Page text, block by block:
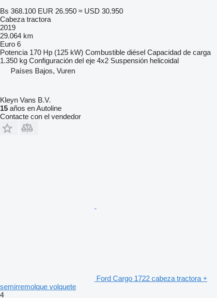
Bs 368.100 EUR 26.950 ≈ USD 30.950
Cabeza tractora
2019
29.064 km
Euro 6
Potencia 170 Hp (125 kW) Combustible diésel Capacidad de carga
1.350 kg Configuración del eje 4x2 Suspensión helicoidal
Países Bajos, Vuren
Kleyn Vans B.V.
15 años en Autoline
Contacte con el vendedor
Ford Cargo 1722 cabeza tractora +
semirremolque volquete
4